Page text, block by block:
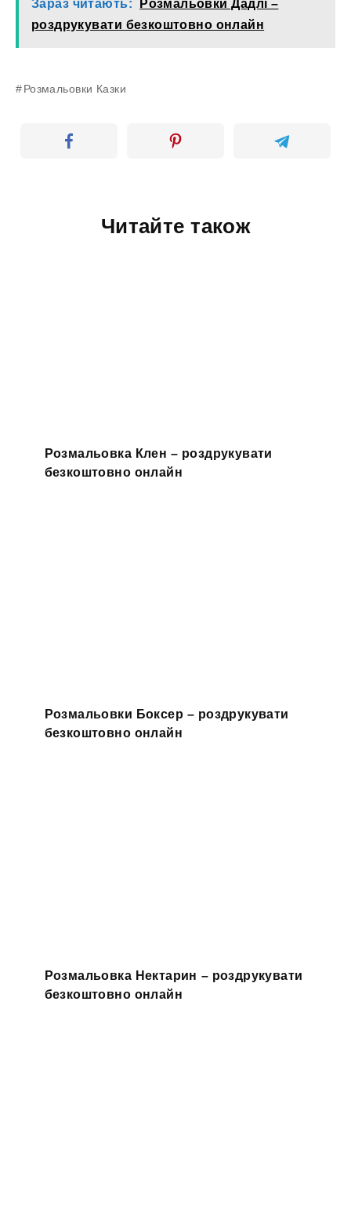
Зараз читають:
Розмальовки Дадлі –
роздрукувати безкоштовно онлайн
Розмальовки Казки
Читайте також
Розмальовка Клен – роздрукувати
безкоштовно онлайн
Розмальовки Боксер – роздрукувати
безкоштовно онлайн
Розмальовка Нектарин – роздрукувати
безкоштовно онлайн